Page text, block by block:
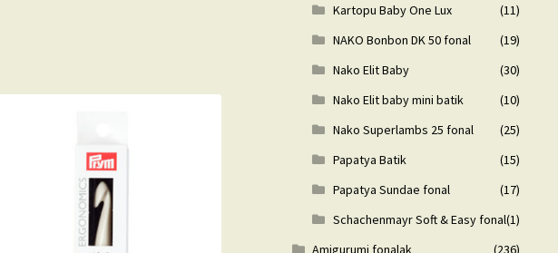
Kartopu Baby One Lux
(11)
NAKO Bonbon DK 50 fonal
(19)
Nako Elit Baby
(30)
Nako Elit baby mini batik
(10)
Nako Superlambs 25 fonal
(25)
Papatya Batik
(15)
Papatya Sundae fonal
(17)
Schachenmayr Soft & Easy fonal(1)
Amigurumi fonalak
(236)